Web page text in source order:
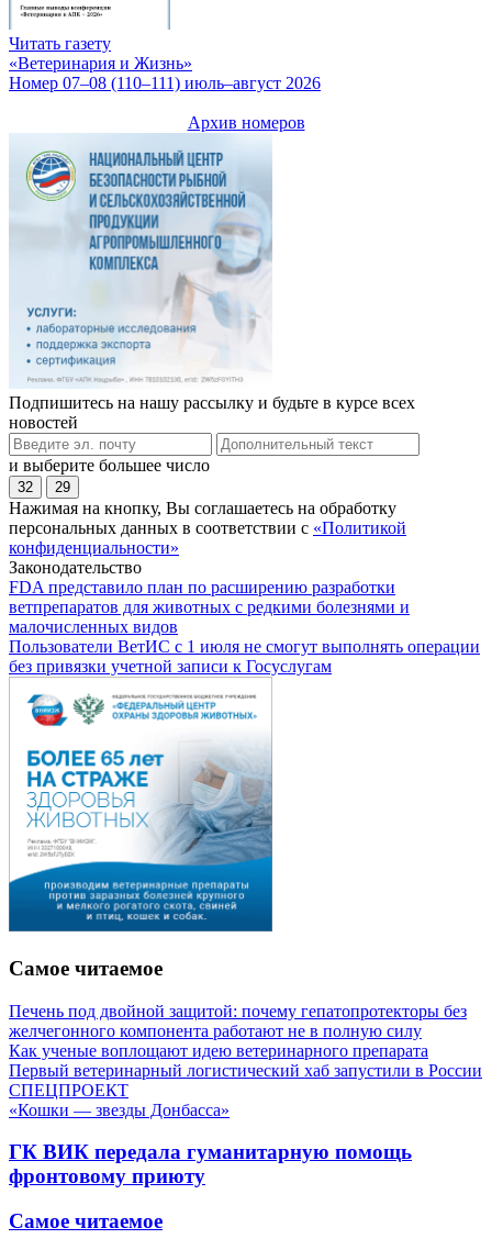
Читать газету
«Ветеринария и Жизнь»
Номер 07–08 (110–111) июль–август 2026
Архив номеров
Подпишитесь на нашу рассылку и будьте в курсе всех
новостей
и выберите большее число
32 29
Нажимая на кнопку, Вы соглашаетесь на обработку
персональных данных в соответствии с «Политикой
конфиденциальности»
Законодательство
FDA представило план по расширению разработки
ветпрепаратов для животных с редкими болезнями и
малочисленных видов
Пользователи ВетИС с 1 июля не смогут выполнять операции
без привязки учетной записи к Госуслугам
Самое читаемое
Печень под двойной защитой: почему гепатопротекторы без
желчегонного компонента работают не в полную силу
Как ученые воплощают идею ветеринарного препарата
Первый ветеринарный логистический хаб запустили в России
СПЕЦПРОЕКТ
«Кошки — звезды Донбасса»
ГК ВИК передала гуманитарную помощь
фронтовому приюту
Самое читаемое